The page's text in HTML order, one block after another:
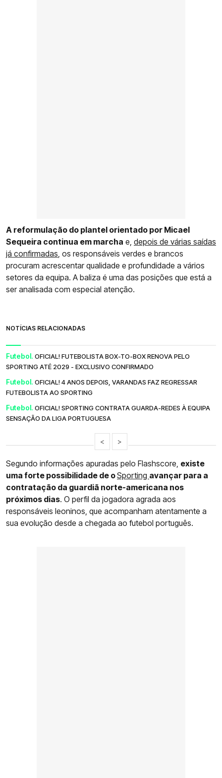
A reformulação do plantel orientado por Micael
Sequeira continua em marcha e, depois de várias saídas
já confirmadas, os responsáveis verdes e brancos
procuram acrescentar qualidade e profundidade a vários
setores da equipa. A baliza é uma das posições que está a
ser analisada com especial atenção.
NOTÍCIAS RELACIONADAS
Futebol. OFICIAL! FUTEBOLISTA BOX-TO-BOX RENOVA PELO
SPORTING ATÉ 2029 - EXCLUSIVO CONFIRMADO
Futebol. OFICIAL! 4 ANOS DEPOIS, VARANDAS FAZ REGRESSAR
FUTEBOLISTA AO SPORTING
Futebol. OFICIAL! SPORTING CONTRATA GUARDA-REDES À EQUIPA
SENSAÇÃO DA LIGA PORTUGUESA
< >
Segundo informações apuradas pelo Flashscore, existe
uma forte possibilidade de oSporting avançar para a
contratação da guardiã norte-americana nos
próximos dias. O perfil da jogadora agrada aos
responsáveis leoninos, que acompanham atentamente a
sua evolução desde a chegada ao futebol português.